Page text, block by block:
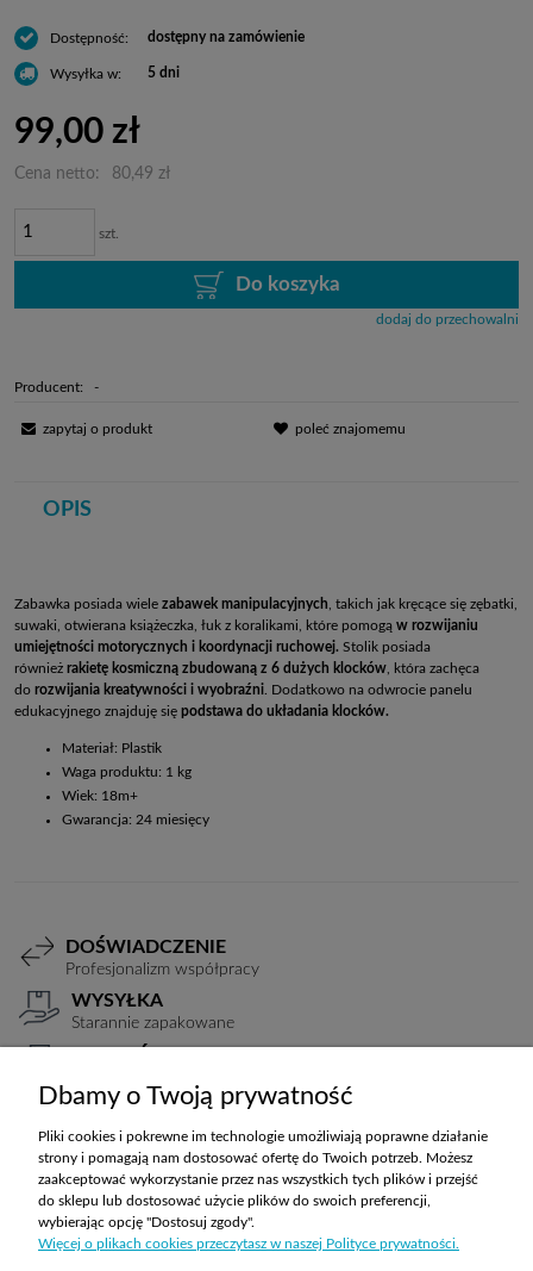
Dostępność: dostępny na zamówienie
Wysyłka w: 5 dni
99,00 zł
Cena netto: 80,49 zł
szt.
Do koszyka
dodaj do przechowalni
Producent: -
zapytaj o produkt poleć znajomemu
OPIS
Zabawka posiada wiele zabawek manipulacyjnych , takich jak kręcące się zębatki,
suwaki, otwierana książeczka, łuk z koralikami, które pomogą w rozwijaniu
umiejętności motorycznych i koordynacji ruchowej. Stolik posiada
również rakietę kosmiczną zbudowaną z 6 dużych klocków , która zachęca
do rozwijania kreatywności i wyobraźni . Dodatkowo na odwrocie panelu
edukacyjnego znajduję się podstawa do układania klocków.
Materiał: Plastik
Waga produktu: 1 kg
Wiek: 18m+
Gwarancja: 24 miesięcy
DOŚWIADCZENIE
Profesjonalizm współpracy
WYSYŁKA
Starannie zapakowane
TRANSPORT
Koszty ustalane indywidualnie
ZAKUPY
Dbamy o Twoją prywatność
Pliki cookies i pokrewne im technologie umożliwiają poprawne działanie
strony i pomagają nam dostosować ofertę do Twoich potrzeb. Możesz
zaakceptować wykorzystanie przez nas wszystkich tych plików i przejść
do sklepu lub dostosować użycie plików do swoich preferencji,
wybierając opcję "Dostosuj zgody".
Więcej o plikach cookies przeczytasz w naszej Polityce prywatności.